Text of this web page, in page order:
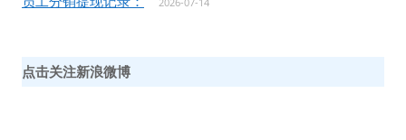
点击关注新浪微博